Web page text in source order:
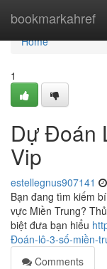
bookmarkahref
Home
Home
1
Dự Đoán
Vip
estellegnus907141
Bạn đang tìm kiếm
vực Miền Trung?
biệt đưa bạn hiểu
Đoán-lô-3-số-miền-
Comments